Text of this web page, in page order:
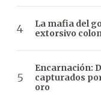
La mafia del
extorsivo
Encarnación:
capturados
oro